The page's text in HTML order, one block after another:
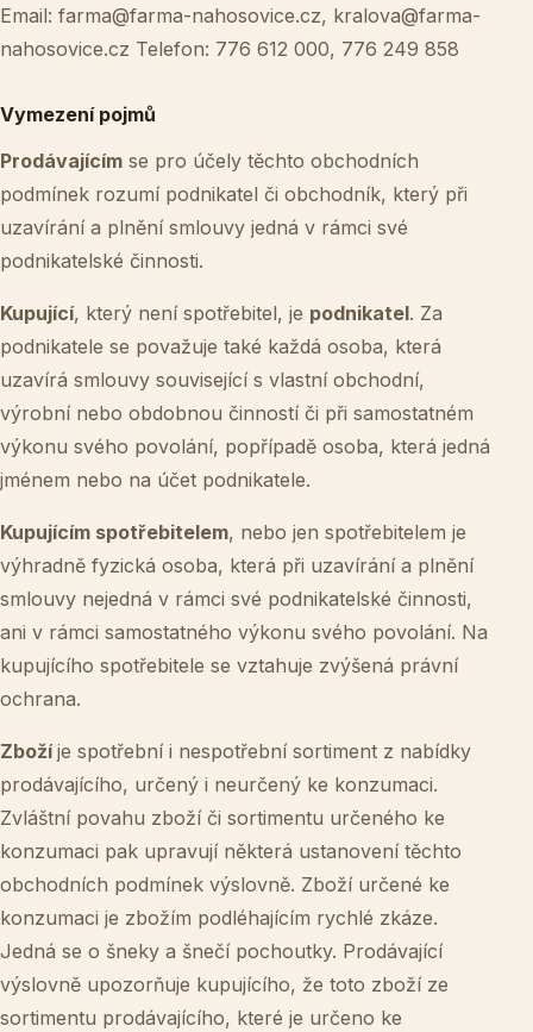
Email: farma@farma-nahosovice.cz, kralova@farma-
nahosovice.cz Telefon: 776 612 000, 776 249 858
Vymezení pojmů
Prodávajícím se pro účely těchto obchodních
podmínek rozumí podnikatel či obchodník, který při
uzavírání a plnění smlouvy jedná v rámci své
podnikatelské činnosti.
Kupující, který není spotřebitel, je podnikatel. Za
podnikatele se považuje také každá osoba, která
uzavírá smlouvy související s vlastní obchodní,
výrobní nebo obdobnou činností či při samostatném
výkonu svého povolání, popřípadě osoba, která jedná
jménem nebo na účet podnikatele.
Kupujícím spotřebitelem, nebo jen spotřebitelem je
výhradně fyzická osoba, která při uzavírání a plnění
smlouvy nejedná v rámci své podnikatelské činnosti,
ani v rámci samostatného výkonu svého povolání. Na
kupujícího spotřebitele se vztahuje zvýšená právní
ochrana.
Zbožíje spotřební i nespotřební sortiment z nabídky
prodávajícího, určený i neurčený ke konzumaci.
Zvláštní povahu zboží či sortimentu určeného ke
konzumaci pak upravují některá ustanovení těchto
obchodních podmínek výslovně. Zboží určené ke
konzumaci je zbožím podléhajícím rychlé zkáze.
Jedná se o šneky a šnečí pochoutky. Prodávající
výslovně upozorňuje kupujícího, že toto zboží ze
sortimentu prodávajícího, které je určeno ke